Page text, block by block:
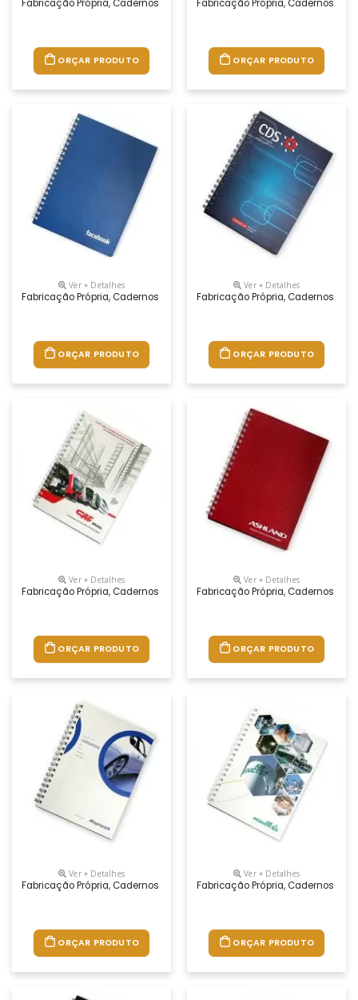
Fabricação Própria, Cadernos Personalizados Do Seu Jeito.tamanhos
ORÇAR PRODUTO
Fabricação Própria, Cadernos
ORÇAR PRODUTO
Ver + Detalhes
Fabricação Própria, Cadernos Personalizados Do Seu Jeito.tamanhos
ORÇAR PRODUTO
Ver + Detalhes
Fabricação Própria, Cadernos
ORÇAR PRODUTO
Ver + Detalhes
Fabricação Própria, Cadernos Personalizados Do Seu Jeito.tamanhos
ORÇAR PRODUTO
Ver + Detalhes
Fabricação Própria, Cadernos
ORÇAR PRODUTO
Ver + Detalhes
Fabricação Própria, Cadernos Personalizados Do Seu Jeito.tamanhos
ORÇAR PRODUTO
Ver + Detalhes
Fabricação Própria, Cadernos
ORÇAR PRODUTO